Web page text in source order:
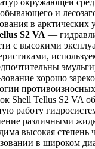
окружающей
и
в арктических
S2 VA —
с высокими
хорошо
Shell Tellus S2 VA
работу
различными
высокая степень
в широком